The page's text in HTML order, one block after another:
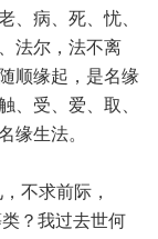
、病、死、忧、
法尔，法不离
顺缘起，是名缘
、受、爱、取、
缘生法。
不求前际，
？我过去世何